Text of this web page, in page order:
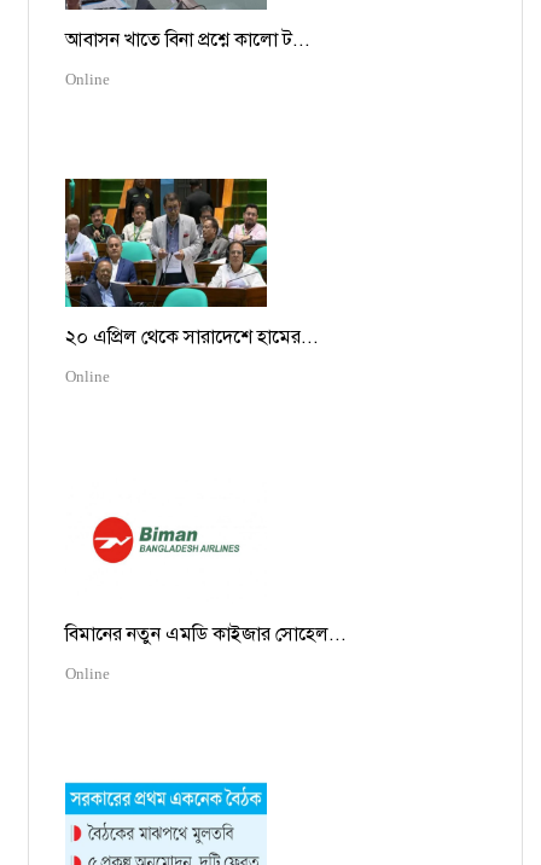
আবাসন খাতে বিনা প্রশ্নে কালো ট...
Online
২০ এপ্রিল থেকে সারাদেশে হামের...
Online
বিমানের নতুন এমডি কাইজার সোহেল...
Online